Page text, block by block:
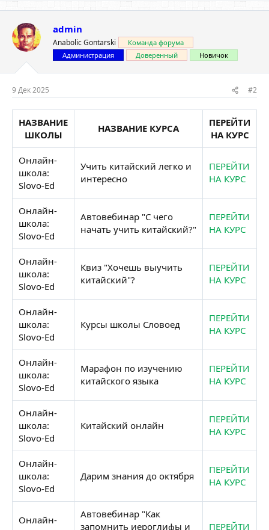
admin
Anabolic Gontarski
Команда форума
Администрация
Доверенный Новичок
9 Дек 2025 #2
НАЗВАНИЕ
ШКОЛЫ
НАЗВАНИЕ КУРСА
ПЕРЕЙТИ
НА КУРС
Онлайн-
школа:
Slovo-Ed
Учить китайский легко и
интересно
ПЕРЕЙТИ
НА КУРС
Онлайн-
школа:
Slovo-Ed
Автовебинар "С чего
начать учить китайский?"
ПЕРЕЙТИ
НА КУРС
Онлайн-
школа:
Slovo-Ed
Квиз "Хочешь выучить
китайский"?
ПЕРЕЙТИ
НА КУРС
Онлайн-
школа:
Slovo-Ed
Курсы школы Словоед
ПЕРЕЙТИ
НА КУРС
Онлайн-
школа:
Slovo-Ed
Марафон по изучению
китайского языка
ПЕРЕЙТИ
НА КУРС
Онлайн-
школа:
Slovo-Ed
Китайский онлайн
ПЕРЕЙТИ
НА КУРС
Онлайн-
школа:
Slovo-Ed
Дарим знания до октября
ПЕРЕЙТИ
НА КУРС
Онлайн-
Автовебинар "Как
запомнить иероглифы и
ПЕРЕЙТИ